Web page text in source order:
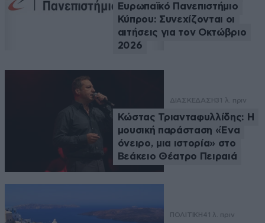
Ευρωπαϊκό Πανεπιστήμιο
Κύπρου: Συνεχίζονται οι
αιτήσεις για τον Οκτώβριο
2026
ΔΙΑΣΚΕΔΑΣΗ31 λ. πριν
Κώστας Τριανταφυλλίδης: Η
μουσική παράσταση «Ένα
όνειρο, μια ιστορία» στο
Βεάκειο Θέατρο Πειραιά
ΠΟΛΙΤΙΚΗ41 λ. πριν